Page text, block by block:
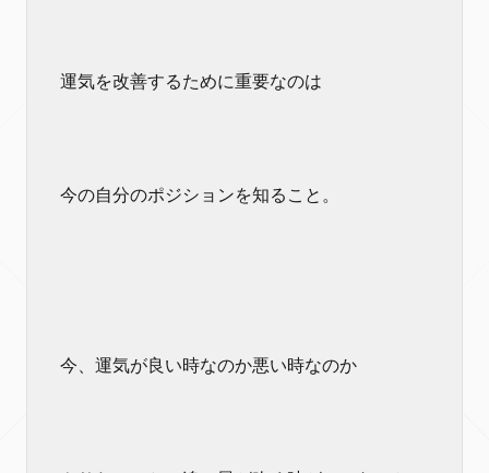
運気を改善するために重要なのは
今の自分のポジションを知ること。
今、運気が良い時なのか悪い時なのか